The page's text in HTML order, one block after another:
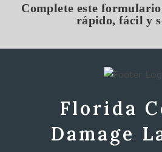
Complete este
rápido, fácil y
Florida
Damage